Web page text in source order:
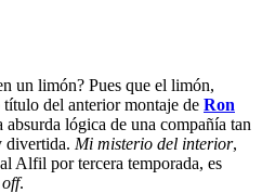
un limón? Pues que el limón,
del anterior montaje de Ron
absurda lógica de una compañía tan
divertida. Mi misterio del interior,
Alfil por tercera temporada, es
off.